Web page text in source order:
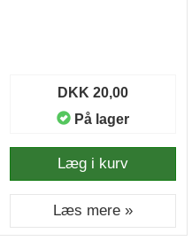
DKK 20,00
På lager
Læg i kurv
Læs mere »